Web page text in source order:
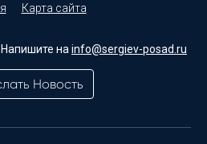
Карта сайта
на info@sergiev-posad.ru
Новость